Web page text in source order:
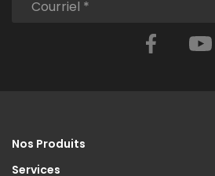
Facebook
Nos Produits
Services